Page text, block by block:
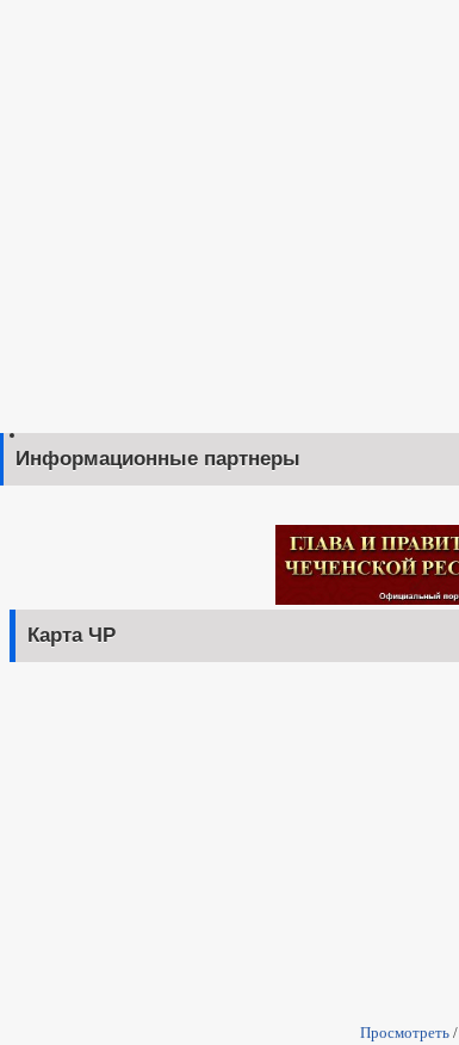
Информационные партнеры
Карта ЧР
Просмотреть /